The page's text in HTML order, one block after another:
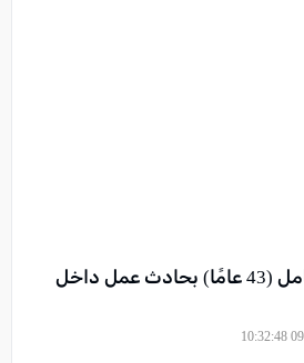
بيت شيمش: إصابة عامل (43 عامًا) بحادث عمل داخل